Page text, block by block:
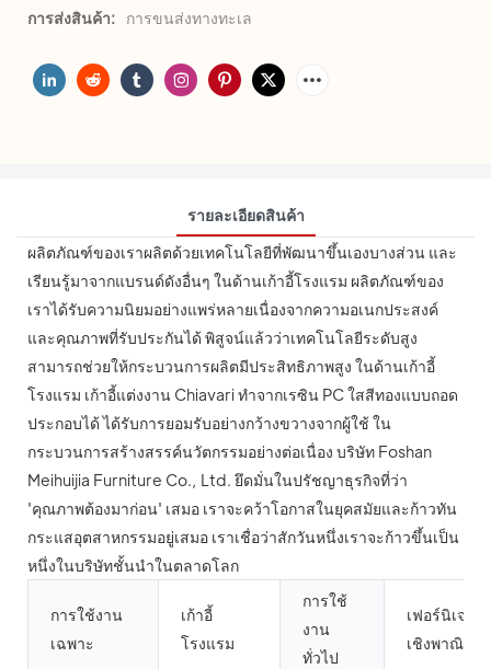
การส่งสินค้า:
การขนส่งทางทะเล
รายละเอียดสินค้า
ผลิตภัณฑ์ของเราผลิตด้วยเทคโนโลยีที่พัฒนาขึ้นเองบางส่วน และ
เรียนรู้มาจากแบรนด์ดังอื่นๆ ในด้านเก้าอี้โรงแรม ผลิตภัณฑ์ของ
เราได้รับความนิยมอย่างแพร่หลายเนื่องจากความอเนกประสงค์
และคุณภาพที่รับประกันได้ พิสูจน์แล้วว่าเทคโนโลยีระดับสูง
สามารถช่วยให้กระบวนการผลิตมีประสิทธิภาพสูง ในด้านเก้าอี้
โรงแรม เก้าอี้แต่งงาน Chiavari ทำจากเรซิน PC ใสสีทองแบบถอด
ประกอบได้ ได้รับการยอมรับอย่างกว้างขวางจากผู้ใช้ ใน
กระบวนการสร้างสรรค์นวัตกรรมอย่างต่อเนื่อง บริษัท Foshan
Meihuijia Furniture Co., Ltd. ยึดมั่นในปรัชญาธุรกิจที่ว่า
'คุณภาพต้องมาก่อน' เสมอ เราจะคว้าโอกาสในยุคสมัยและก้าวทัน
กระแสอุตสาหกรรมอยู่เสมอ เราเชื่อว่าสักวันหนึ่งเราจะก้าวขึ้นเป็น
หนึ่งในบริษัทชั้นนำในตลาดโลก
การใช้งาน
เฉพาะ
เก้าอี้
โรงแรม
การใช้
งาน
ทั่วไป
เฟอร์นิเจอร์
เชิงพาณิชย์